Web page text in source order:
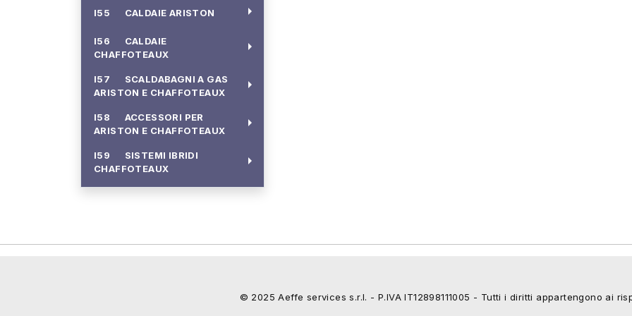
I55 CALDAIE ARISTON arrow_right
I56 CALDAIE
CHAFFOTEAUX
arrow_right
I57 SCALDABAGNI A GAS
ARISTON E CHAFFOTEAUX
arrow_right
I58 ACCESSORI PER
ARISTON E CHAFFOTEAUX
arrow_right
I59 SISTEMI IBRIDI
CHAFFOTEAUX
arrow_right
© 2025 Aeffe services s.r.l. - P.IVA IT12898111005 - Tutti i diritti appartengono ai